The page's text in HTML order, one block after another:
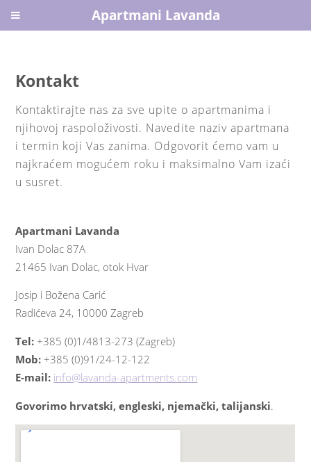
Kontakt
Kontaktirajte nas za sve upite o apartmanima i
njihovoj raspoloživosti. Navedite naziv apartmana
i termin koji Vas zanima. Odgovorit ćemo vam u
najkraćem mogućem roku i maksimalno Vam izaći
u susret.
Apartmani Lavanda
Ivan Dolac 87A
21465 Ivan Dolac, otok Hvar
Josip i Božena Carić
Radićeva 24, 10000 Zagreb
Tel: +385 (0)1/4813-273 (Zagreb)
Mob: +385 (0)91/24-12-122
E-mail: info@lavanda-apartments.com
Govorimo hrvatski, engleski, njemački, talijanski.
Apartmani Lavanda